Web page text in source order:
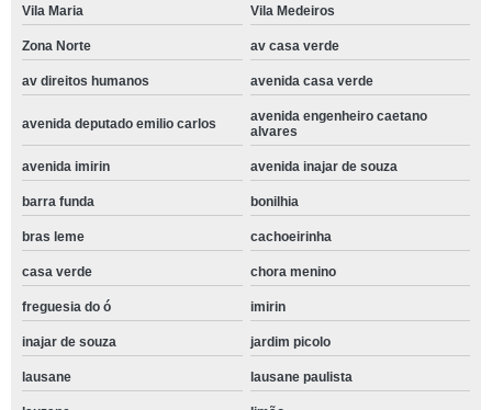
Vila Maria Vila Medeiros
Zona Norte av casa verde
av direitos humanos avenida casa verde
avenida deputado emilio carlos
avenida engenheiro caetano
alvares
avenida imirin avenida inajar de souza
barra funda bonilhia
bras leme cachoeirinha
casa verde chora menino
freguesia do ó imirin
inajar de souza jardim picolo
lausane lausane paulista